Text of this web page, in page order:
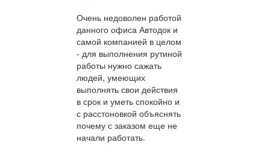
Очень недоволен работой
данного офиса Автодок и
самой компанией в целом
- для выполнения рутиной
работы нужно сажать
людей, умеющих
выполнять свои действия
в срок и уметь спокойно и
с расстоновкой объяснять
почему с заказом еще не
начали работать.